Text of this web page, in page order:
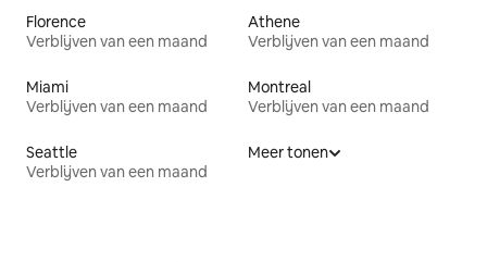
Florence
Verblijven van een maand
Athene
Verblijven van een maand
Miami
Verblijven van een maand
Montreal
Verblijven van een maand
Seattle
Verblijven van een maand
Meer tonen